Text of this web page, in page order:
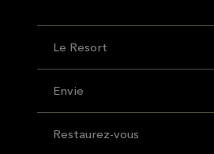
Le Resort
Envie
Restaurez-vous